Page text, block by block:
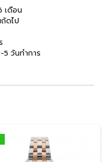
เดือน
ดไป
5 วันทำการ